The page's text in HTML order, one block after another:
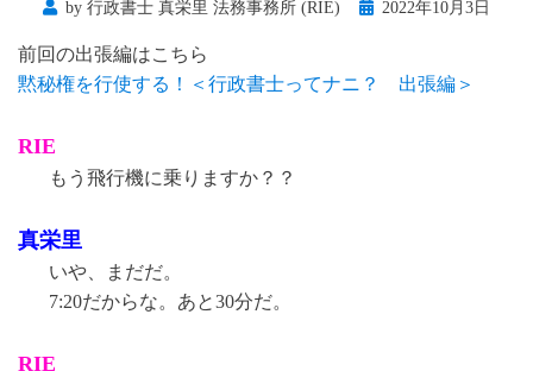
by 行政書士 真栄里 法務事務所 (RIE)
Posted2022年10月3日
前回の出張編はこちら
黙秘権を行使する！＜行政書士ってナニ？ 出張編＞
RIE
もう飛行機に乗りますか？？
真栄里
いや、まだだ。
7:20だからな。あと30分だ。
RIE